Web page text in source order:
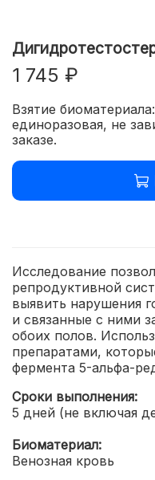
1 745 ₽
Взятие
единоразовая, не
заказе.
Исследование
репродуктивной
выявить нарушения
и связанные с ними
обоих полов.
препаратами,
фермента 5-альфа-
Сроки выполнения:
5 дней (не включая
Биоматериал:
Венозная кровь